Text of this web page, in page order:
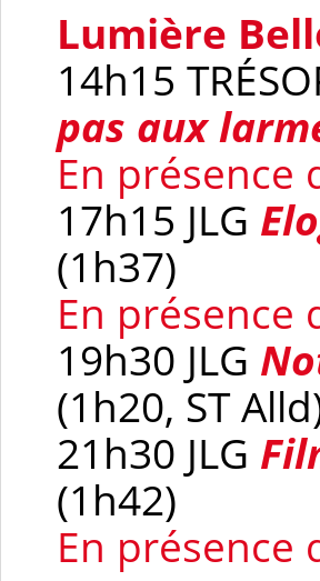
Lumière
14h15
pas aux
En présence
17h15 JLG
(1h37)
En présence
19h30 JLG
(1h20, ST
21h30 JLG
(1h42)
En présence